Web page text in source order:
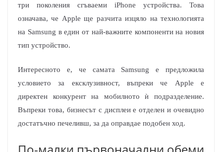
три поколения сгъваеми iPhone устройства. Това
означава, че Apple ще разчита изцяло на технологията
на Samsung в един от най-важните компоненти на новия
тип устройство.
Интересното е, че самата Samsung е предложила
условието за ексклузивност, въпреки че Apple е
директен конкурент на мобилното ѝ подразделение.
Въпреки това, бизнесът с дисплеи е отделен и очевидно
достатъчно печеливш, за да оправдае подобен ход.